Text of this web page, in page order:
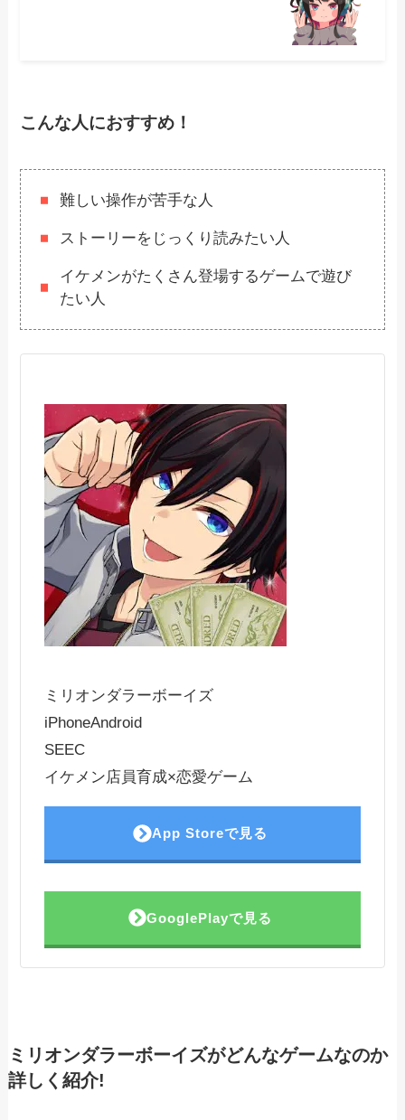
こんな人におすすめ！
難しい操作が苦手な人
ストーリーをじっくり読みたい人
イケメンがたくさん登場するゲームで遊び
たい人
ミリオンダラーボーイズ
iPhoneAndroid
SEEC
イケメン店員育成×恋愛ゲーム
App Storeで見る
GooglePlayで見る
ミリオンダラーボーイズがどんなゲームなのか
詳しく紹介!